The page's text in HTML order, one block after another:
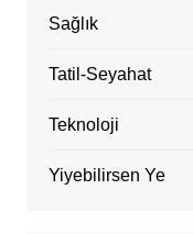
Sağlık
Tatil-Seyahat
Teknoloji
Yiyebilirsen Ye